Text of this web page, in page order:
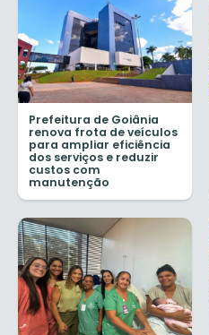
Prefeitura de Goiânia
renova frota de veículos
para ampliar eficiência
dos serviços e reduzir
custos com
manutenção